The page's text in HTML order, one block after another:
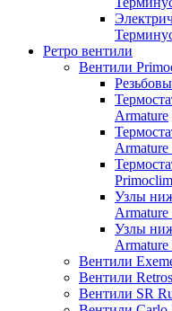
Ретро вентили
Вентили
Armature
Armature
Узлы
Узлы
Вентили
Вентили
Вентили SR